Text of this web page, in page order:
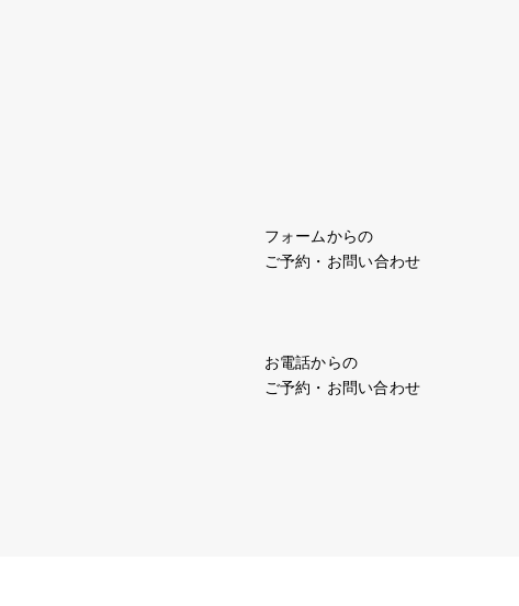
フォームからの
ご予約・お問い合わせ
お電話からの
ご予約・お問い合わせ